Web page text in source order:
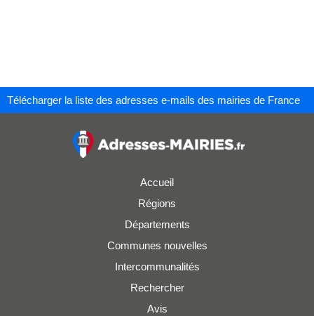
Télécharger la liste des adresses e-mails des mairies de France
Accueil
Régions
Départements
Communes nouvelles
Intercommunalités
Rechercher
Avis